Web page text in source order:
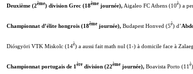
Deuxième (2ème) division Grec (18ème journée), Aigaleo FC Athens (10è) a
Championnat d’élite hongrois (18ème journée), Budapest Honved (5è) d’
Diósgyöri VTK Miskolc (14è) a aussi fait math nul (1-) à domicile face à
Championnat portugais de 1 ère division (22ème journée), Boavista Porto (11 è